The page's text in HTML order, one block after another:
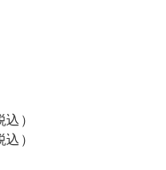
）
）